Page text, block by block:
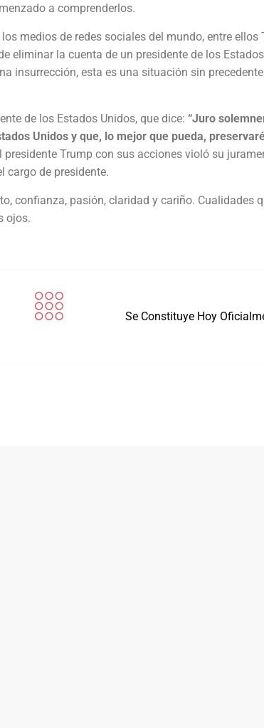
a comprenderlos.
medios de redes sociales del mundo, entre ellos
eliminar la cuenta de un presidente de los
insurrección, esta es una situación sin
de los Estados Unidos, que dice: “Juro
Unidos y que, lo mejor que pueda,
presidente Trump con sus acciones violó su
cargo de presidente.
confianza, pasión, claridad y cariño. Cualidades
ojos.
Se Constituye Hoy